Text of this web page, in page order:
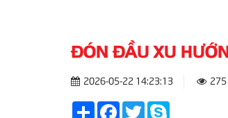
ĐÓN ĐẦU XU
2026-05-22 14:23:13
ShareFacebook
Twitter